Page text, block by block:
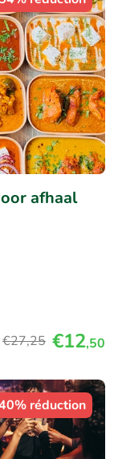
afhaal
€27,25 €12,50
réduction